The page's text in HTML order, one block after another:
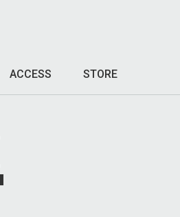
ACCESS STORE